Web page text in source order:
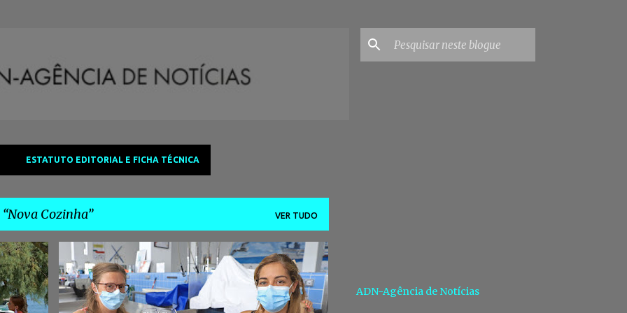
ESTATUTO EDITORIAL E FICHA TÉCNICA
Nova Cozinha VER TUDO
+
ECONOMIA LOCAL GASTRONOMIA NOVA COZINHA
SARDINHA SETÚBAL +
TURISMO ADN-Agência de Notícias